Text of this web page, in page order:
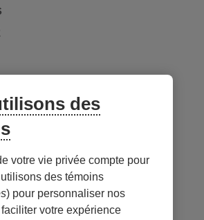
des
votre vie privée compte pour
des témoins
) pour personnaliser nos
votre expérience